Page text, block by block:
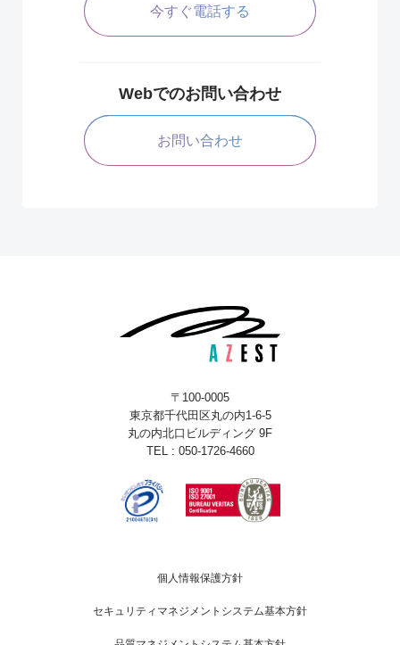
今すぐ電話する
Webでのお問い合わせ
お問い合わせ
〒100-0005
東京都千代田区丸の内1-6-5
丸の内北口ビルディング 9F
TEL : 050-1726-4660
個人情報保護方針
セキュリティマネジメントシステム基本方針